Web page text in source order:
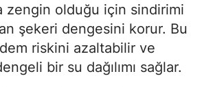
zengin olduğu için sindirimi
şekeri dengesini korur. Bu
riskini azaltabilir ve
bir su dağılımı sağlar.